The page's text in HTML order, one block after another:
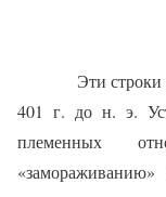
Эти строки
401 г. до н. э.
племенных